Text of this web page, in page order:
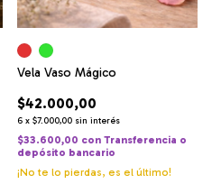
Vela Vaso Mágico
$42.000,00
6 x $7.000,00 sin interés
$33.600,00 con Transferencia o
depósito bancario
¡No te lo pierdas, es el último!